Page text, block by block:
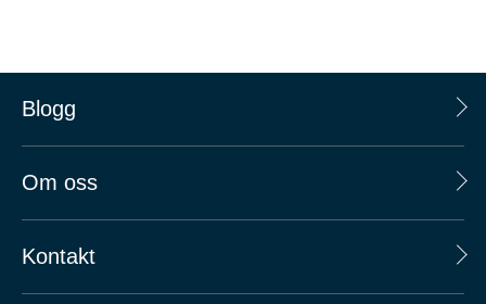
Blogg
Om oss
Kontakt